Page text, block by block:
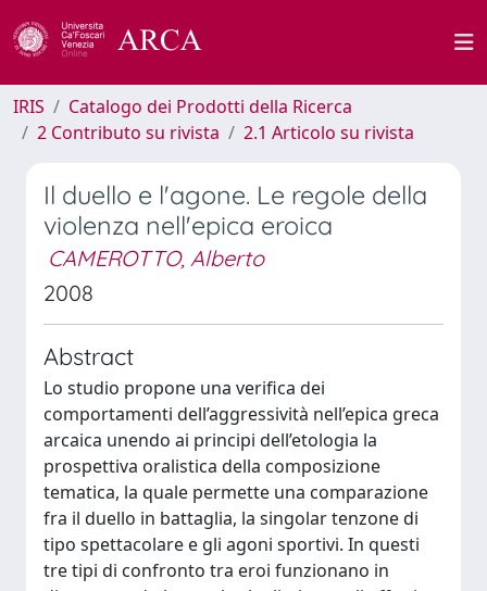
IRIS
Catalogo dei Prodotti della Ricerca
2 Contributo su rivista
2.1 Articolo su rivista
Il duello e l'agone. Le regole della
violenza nell'epica eroica
CAMEROTTO, Alberto
2008
Abstract
Lo studio propone una verifica dei
comportamenti dell’aggressività nell’epica greca
arcaica unendo ai principi dell’etologia la
prospettiva oralistica della composizione
tematica, la quale permette una comparazione
fra il duello in battaglia, la singolar tenzone di
tipo spettacolare e gli agoni sportivi. In questi
tre tipi di confronto tra eroi funzionano in